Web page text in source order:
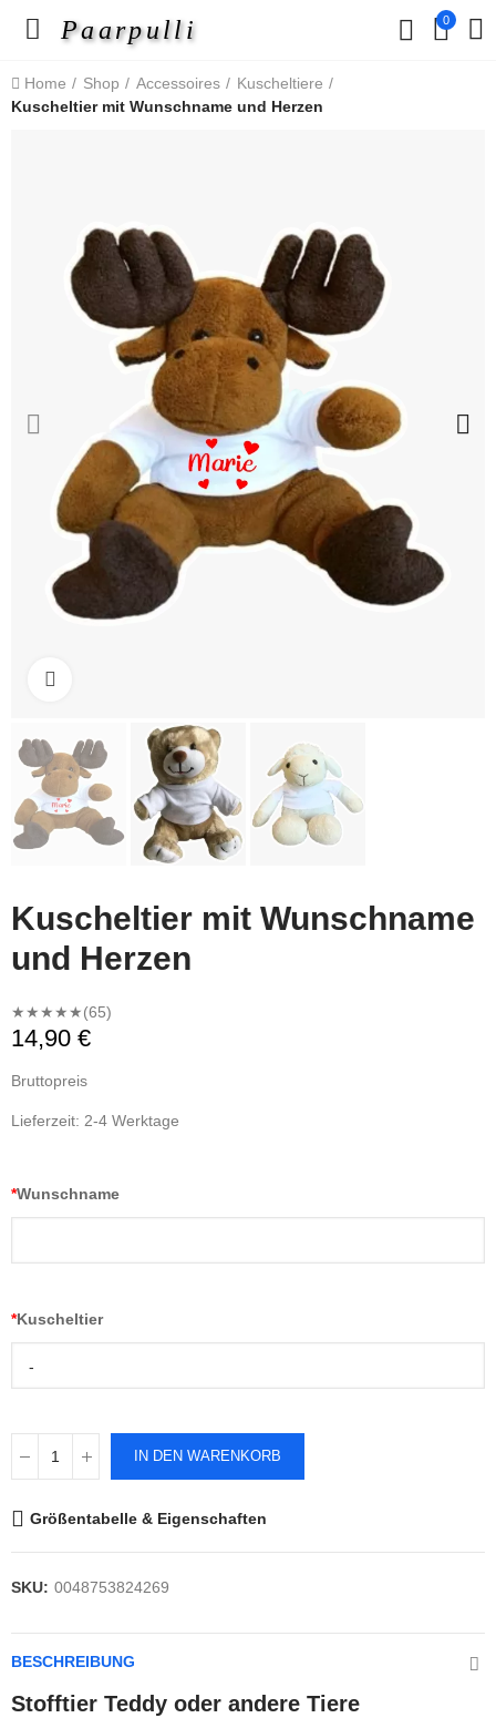
Paarpulli 0
Home Shop Accessoires
Kuscheltiere
Kuscheltier mit Wunschname und Herzen
Kuscheltier mit Wunschname
und Herzen
★★★★★(65)
14,90 €
Bruttopreis
Lieferzeit: 2-4 Werktage
*Wunschname
*Kuscheltier
-
IN DEN WARENKORB
Größentabelle & Eigenschaften
SKU: 0048753824269
BESCHREIBUNG
Stofftier Teddy oder andere Tiere